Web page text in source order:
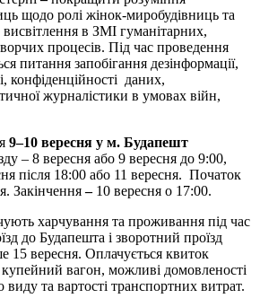
щодо ролі жінок-миробудівниць та
в ЗМІ гуманітарних,
процесів. Під час проведення
питання запобігання дезінформації,
конфіденційності даних,
журналістики в умовах війн,
9–10 вересня у м. Будапешт
– 8 вересня або 9 вересня до 9:00,
після 18:00 або 11 вересня. Початок
Закінчення–10 вересня о 17:00.
харчування та проживання під час
до Будапешта і зворотний проїзд
15 вересня. Оплачується квиток
вагон, можливі домовленості
виду та вартості транспортних витрат.